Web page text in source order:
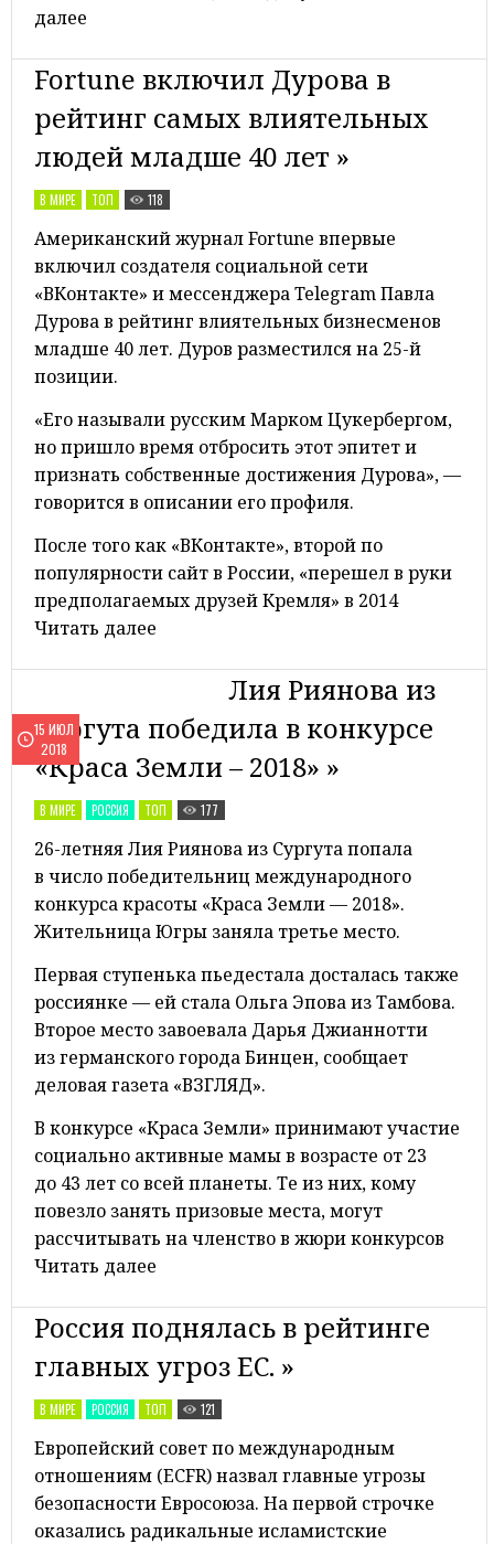
далее
Fortune включил Дурова в
рейтинг самых влиятельных
людей младше 40 лет »
В МИРЕ ТОП 118
Американский журнал Fortune впервые
включил создателя социальной сети
«ВКонтакте» и мессенджера Telegram Павла
Дурова в рейтинг влиятельных бизнесменов
младше 40 лет. Дуров разместился на 25-й
позиции.
«Его называли русским Марком Цукербергом,
но пришло время отбросить этот эпитет и
признать собственные достижения Дурова», —
говорится в описании его профиля.
После того как «ВКонтакте», второй по
популярности сайт в России, «перешел в руки
предполагаемых друзей Кремля» в 2014
Читать далее
15 ИЮЛ
2018
Лия Риянова из
Сургута победила в конкурсе
«Краса Земли – 2018» »
В МИРЕ РОССИЯ ТОП 177
26-летняя Лия Риянова из Сургута попала
в число победительниц международного
конкурса красоты «Краса Земли — 2018».
Жительница Югры заняла третье место.
Первая ступенька пьедестала досталась также
россиянке — ей стала Ольга Эпова из Тамбова.
Второе место завоевала Дарья Джианнотти
из германского города Бинцен, сообщает
деловая газета «ВЗГЛЯД».
В конкурсе «Краса Земли» принимают участие
социально активные мамы в возрасте от 23
до 43 лет со всей планеты. Те из них, кому
повезло занять призовые места, могут
рассчитывать на членство в жюри конкурсов
Читать далее
Россия поднялась в рейтинге
главных угроз ЕС. »
В МИРЕ РОССИЯ ТОП 121
Европейский совет по международным
отношениям (ECFR) назвал главные угрозы
безопасности Евросоюза. На первой строчке
оказались радикальные исламистские